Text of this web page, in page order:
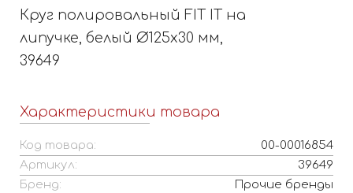
Круг полировальный FIT IT на
липучке, белый Ø125x30 мм,
39649
Характеристики товара
Код товара:
00-00016854
Артикул:
39649
Бренд:
Прочие бренды